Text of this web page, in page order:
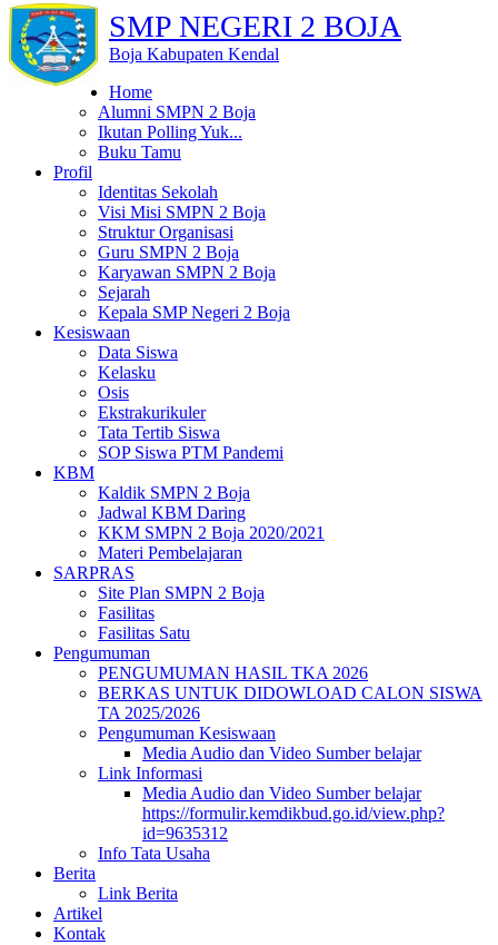
SMP NEGERI 2 BOJA
Boja Kabupaten Kendal
Home
Alumni SMPN 2 Boja
Ikutan Polling Yuk...
Buku Tamu
Profil
Identitas Sekolah
Visi Misi SMPN 2 Boja
Struktur Organisasi
Guru SMPN 2 Boja
Karyawan SMPN 2 Boja
Sejarah
Kepala SMP Negeri 2 Boja
Kesiswaan
Data Siswa
Kelasku
Osis
Ekstrakurikuler
Tata Tertib Siswa
SOP Siswa PTM Pandemi
KBM
Kaldik SMPN 2 Boja
Jadwal KBM Daring
KKM SMPN 2 Boja 2020/2021
Materi Pembelajaran
SARPRAS
Site Plan SMPN 2 Boja
Fasilitas
Fasilitas Satu
Pengumuman
PENGUMUMAN HASIL TKA 2026
BERKAS UNTUK DIDOWLOAD CALON SISWA
TA 2025/2026
Pengumuman Kesiswaan
Media Audio dan Video Sumber belajar
Link Informasi
Media Audio dan Video Sumber belajar
https://formulir.kemdikbud.go.id/view.php?
id=9635312
Info Tata Usaha
Berita
Link Berita
Artikel
Kontak